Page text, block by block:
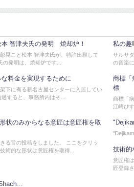
本 智津夫氏の発明 焼却炉！
晃こと松本 智津夫氏が、特許出願して
の発明は、焼却炉です...
私の趣
サルサ
の音楽
料金を実現するために
下に有る新名古屋センターに入居してい
すると、事務所内はそ...
商標「
標
商標「
江崎び
状のみからなる意匠は意匠権を取
る旨の投稿をしました。 ここをクリッ
術的な形状は意匠権を取得...
技術的
意匠権
匠登録